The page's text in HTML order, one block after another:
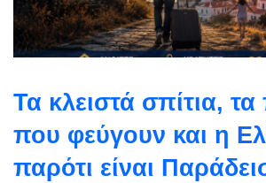
Τα κλειστά σπίτια, τα
που φεύγουν και η
παρότι είναι